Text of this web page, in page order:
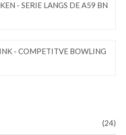
- SERIE LANGS DE A59 BN
- COMPETITVE BOWLING
(24)